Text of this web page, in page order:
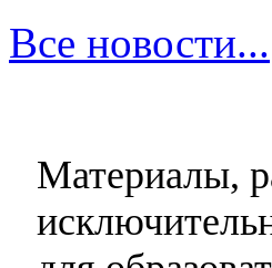
Все новости...
Материалы,